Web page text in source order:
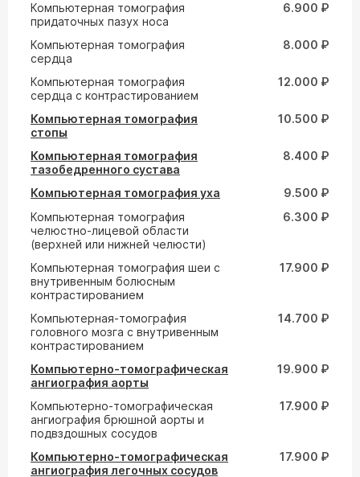
Компьютерная томография
придаточных пазух носа
6.900 ₽
Компьютерная томография
сердца
8.000 ₽
Компьютерная томография
сердца с контрастированием
12.000 ₽
Компьютерная томография
стопы
10.500 ₽
Компьютерная томография
тазобедренного сустава
8.400 ₽
Компьютерная томография уха
9.500 ₽
Компьютерная томография
челюстно-лицевой области
(верхней или нижней челюсти)
6.300 ₽
Компьютерная томография шеи с
внутривенным болюсным
контрастированием
17.900 ₽
Компьютерная-томография
головного мозга с внутривенным
контрастированием
14.700 ₽
Компьютерно-томографическая
ангиография аорты
19.900 ₽
Компьютерно-томографическая
ангиография брюшной аорты и
подвздошных сосудов
17.900 ₽
Компьютерно-томографическая
ангиография легочных сосудов
17.900 ₽